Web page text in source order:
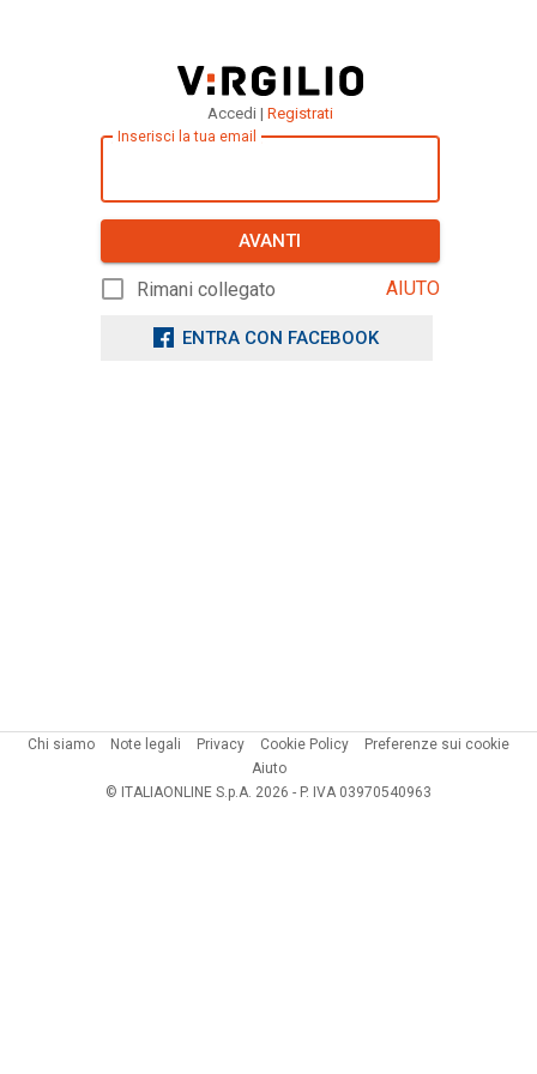
Accedi | Registrati
Inserisci la tua email
AVANTI
Rimani collegato AIUTO
ENTRA CON FACEBOOK
Chi siamo Note legali Privacy Cookie Policy
Preferenze sui cookie
Aiuto
© ITALIAONLINE S.p.A. 2026 - P. IVA 03970540963